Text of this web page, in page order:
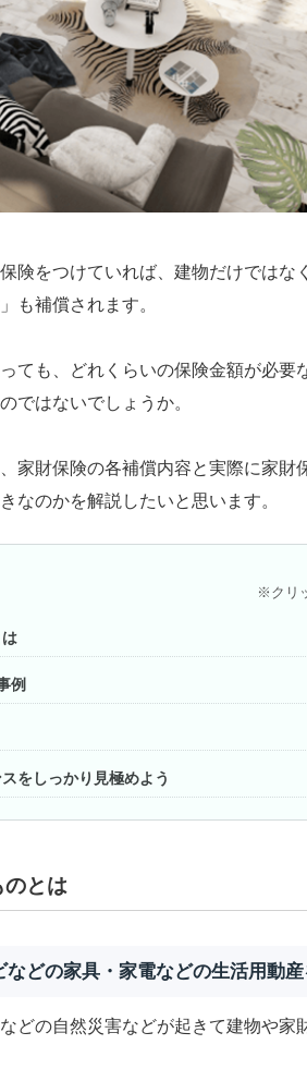
険をつけていれば、建物だけではな
も補償されます。
ても、どれくらいの保険金額が必要
ではないでしょうか。
家財保険の各補償内容と実際に家財
なのかを解説したいと思います。
※クリ
例
をしっかり見極めよう
とは
どの家具・家電などの生活用動
どの自然災害などが起きて建物や家